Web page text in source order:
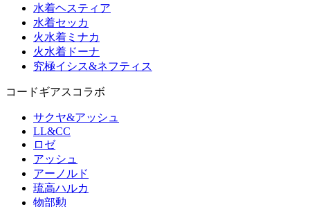
水着ヘスティア
水着セッカ
火水着ミナカ
火水着ドーナ
究極イシス&ネフティス
コードギアスコラボ
サクヤ&アッシュ
LL&CC
ロゼ
アッシュ
アーノルド
琉高ハルカ
物部勲